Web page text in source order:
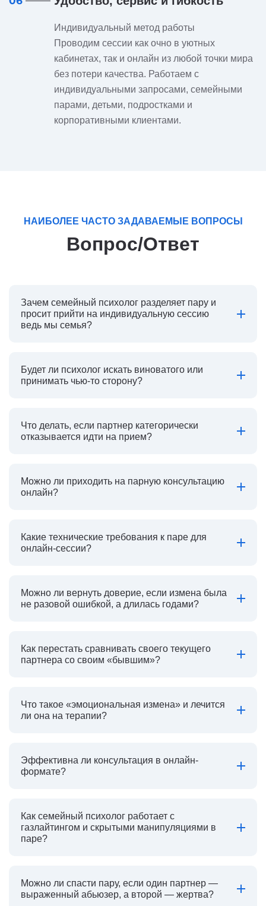
Индивидуальный метод работы
Проводим сессии как очно в уютных
кабинетах, так и онлайн из любой точки мира
без потери качества. Работаем с
индивидуальными запросами, семейными
парами, детьми, подростками и
корпоративными клиентами.
НАИБОЛЕЕ ЧАСТО ЗАДАВАЕМЫЕ ВОПРОСЫ
Вопрос/Ответ
Зачем семейный психолог разделяет пару и
просит прийти на индивидуальную сессию
ведь мы семья?
Будет ли психолог искать виноватого или
принимать чью-то сторону?
Что делать, если партнер категорически
отказывается идти на прием?
Можно ли приходить на парную консультацию
онлайн?
Какие технические требования к паре для
онлайн-сессии?
Можно ли вернуть доверие, если измена была
не разовой ошибкой, а длилась годами?
Как перестать сравнивать своего текущего
партнера со своим «бывшим»?
Что такое «эмоциональная измена» и лечится
ли она на терапии?
Эффективна ли консультация в онлайн-
формате?
Как семейный психолог работает с
газлайтингом и скрытыми манипуляциями в
паре?
Можно ли спасти пару, если один партнер —
выраженный абьюзер, а второй — жертва?